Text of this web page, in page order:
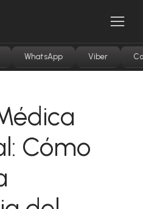
WhatsApp Viber
Cómo